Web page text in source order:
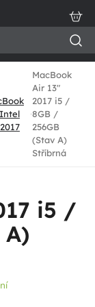
MacBook
Air 13"
2017 i5 /
8GB /
256GB
(Stav A)
Stříbrná
i5 /